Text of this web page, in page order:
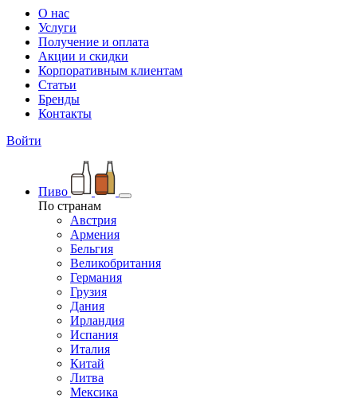
О нас
Услуги
Получение и оплата
Акции и скидки
Корпоративным клиентам
Статьи
Бренды
Контакты
Войти
Пиво
По странам
Австрия
Армения
Бельгия
Великобритания
Германия
Грузия
Дания
Ирландия
Испания
Италия
Китай
Литва
Мексика